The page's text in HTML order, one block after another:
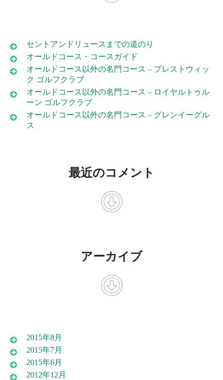
セントアンドリュースまでの道のり
オールドコース・コースガイド
オールドコース以外の名門コース – プレストウィッ
ク ゴルフクラブ
オールドコース以外の名門コース – ロイヤルトゥル
ーン ゴルフクラブ
オールドコース以外の名門コース – グレンイーグル
ス
最近のコメント
アーカイブ
2015年8月
2015年7月
2015年6月
2012年12月